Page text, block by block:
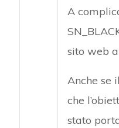
A
sito web
Anche se
che
stato